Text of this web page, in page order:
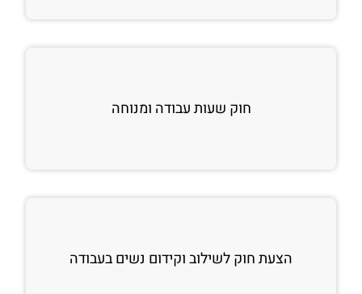
חוק שעות עבודה ומנוחה
הצעת חוק לשילוב וקידום נשים בעבודה